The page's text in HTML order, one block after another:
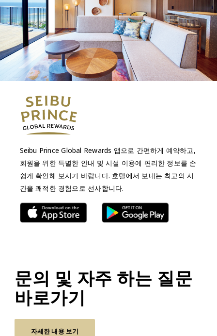
Seibu Prince Global Rewards 앱으로 간편하게 예약하고,
회원을 위한 특별한 안내 및 시설 이용에 편리한 정보를 손
쉽게 확인해 보시기 바랍니다. 호텔에서 보내는 최고의 시
간을 쾌적한 경험으로 선사합니다.
문의 및 자주 하는 질문
바로가기
자세한 내용 보기